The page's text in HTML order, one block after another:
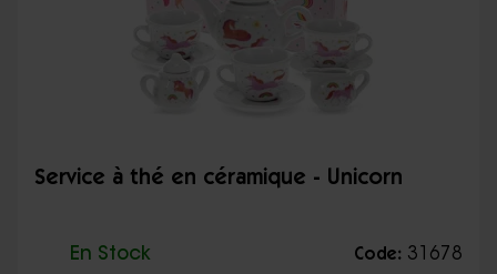
Service à thé en céramique - Unicorn
En Stock Code: 31678